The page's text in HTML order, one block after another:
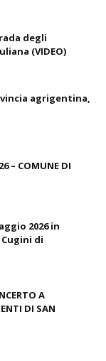
degli
(VIDEO)
agrigentina,
– COMUNE DI
2026 in
di
A
DI SAN